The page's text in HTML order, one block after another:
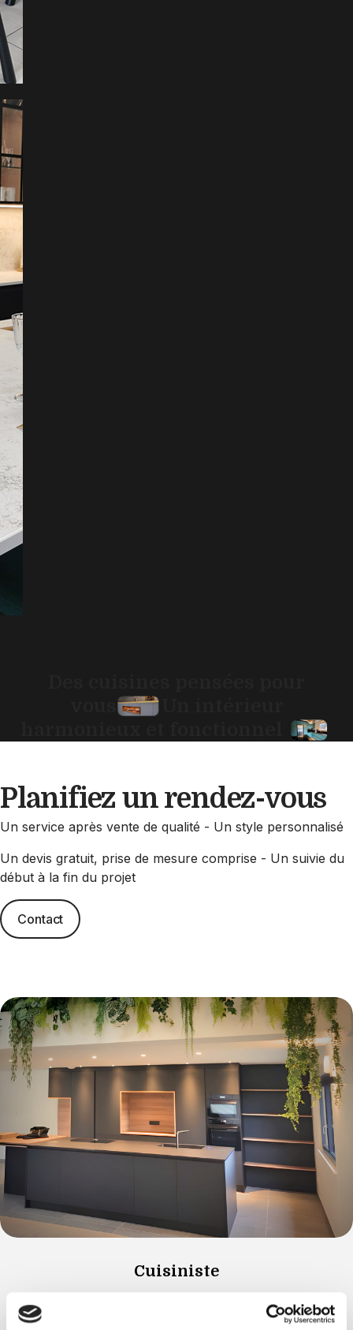
Planifiez un rendez-vous
Un service après vente de qualité - Un style personnalisé
Un devis gratuit, prise de mesure comprise - Un suivie du
début à la fin du projet
Contact
Cuisiniste
Vous souhaitez modifier votre cuisine et l’aménager